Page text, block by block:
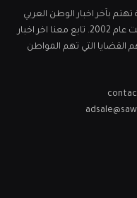
بآخر اخبار الوطن العربي
والشرق الأوسط والعالم، تأسست عام 2002. تابع معنا اخر اخبار
القضايا التي تهم المواطن